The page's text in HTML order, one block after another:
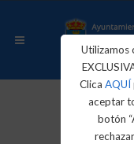
Utilizamos
Clica AQUÍ
aceptar
botónInicio